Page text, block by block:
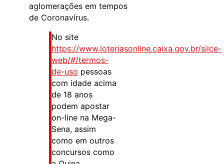
aglomerações em tempos
de Coronavírus.
No site
https://www.loteriasonline.caixa.gov.br/silce-
web/#/termos-
de-uso pessoas
com idade acima
de 18 anos
podem apostar
on-line na Mega-
Sena, assim
como em outros
concursos como